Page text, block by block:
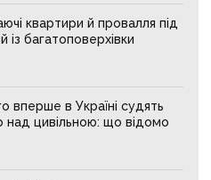
квартири й провалля під
багатоповерхівки
вперше в Україні судять
над цивільною: що відомо